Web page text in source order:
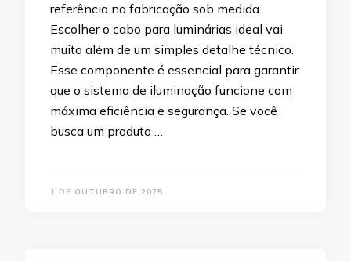
referência na fabricação sob medida.
Escolher o cabo para luminárias ideal vai
muito além de um simples detalhe técnico.
Esse componente é essencial para garantir
que o sistema de iluminação funcione com
máxima eficiência e segurança. Se você
busca um produto …
1 DE OUTUBRO DE 2025